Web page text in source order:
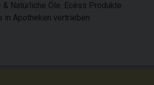
& Natürliche Öle. Ecéss Produkte
in Apotheken vertrieben